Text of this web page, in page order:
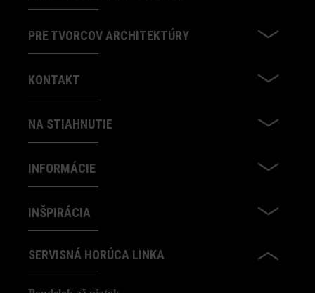
PRE TVORCOV ARCHITEKTÚRY
KONTAKT
NA STIAHNUTIE
INFORMÁCIE
INŠPIRÁCIA
SERVISNÁ HORÚCA LINKA